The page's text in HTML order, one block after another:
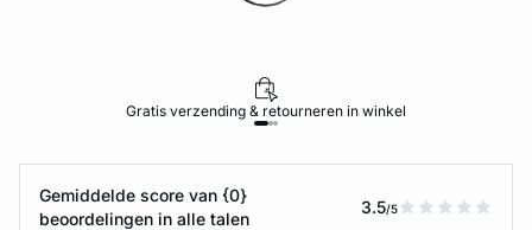
Gratis verzending & retourneren in winkel
Gemiddelde score van {0}
beoordelingen in alle talen
3.5/5